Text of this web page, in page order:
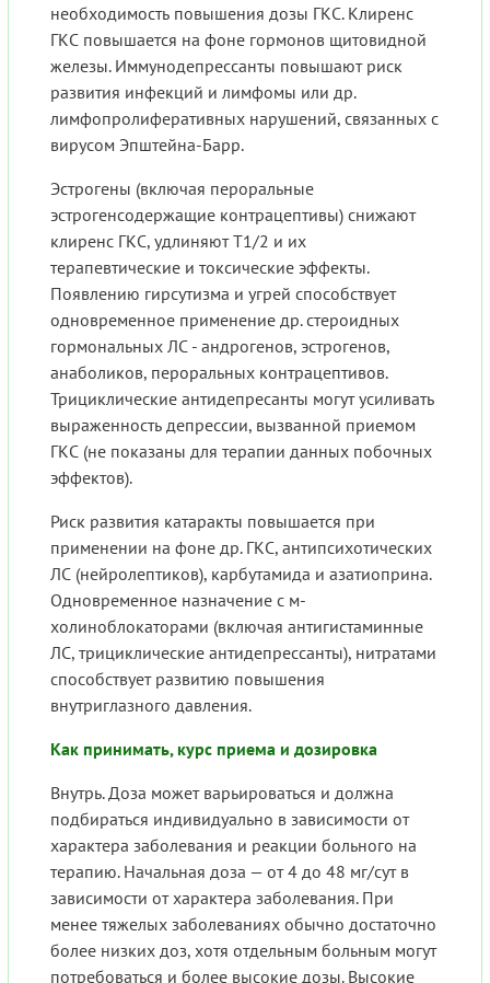
необходимость повышения дозы ГКС. Клиренс
ГКС повышается на фоне гормонов щитовидной
железы. Иммунодепрессанты повышают риск
развития инфекций и лимфомы или др.
лимфопролиферативных нарушений, связанных с
вирусом Эпштейна-Барр.
Эстрогены (включая пероральные
эстрогенсодержащие контрацептивы) снижают
клиренс ГКС, удлиняют T1/2 и их
терапевтические и токсические эффекты.
Появлению гирсутизма и угрей способствует
одновременное применение др. стероидных
гормональных ЛС - андрогенов, эстрогенов,
анаболиков, пероральных контрацептивов.
Трициклические антидепресанты могут усиливать
выраженность депрессии, вызванной приемом
ГКС (не показаны для терапии данных побочных
эффектов).
Риск развития катаракты повышается при
применении на фоне др. ГКС, антипсихотических
ЛС (нейролептиков), карбутамида и азатиоприна.
Одновременное назначение с м-
холиноблокаторами (включая антигистаминные
ЛС, трициклические антидепрессанты), нитратами
способствует развитию повышения
внутриглазного давления.
Как принимать, курс приема и дозировка
Внутрь. Доза может варьироваться и должна
подбираться индивидуально в зависимости от
характера заболевания и реакции больного на
терапию. Начальная доза — от 4 до 48 мг/сут в
зависимости от характера заболевания. При
менее тяжелых заболеваниях обычно достаточно
более низких доз, хотя отдельным больным могут
потребоваться и более высокие дозы. Высокие